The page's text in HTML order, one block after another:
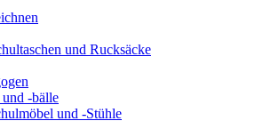
und Rucksäcke
und -bälle
und -Stühle